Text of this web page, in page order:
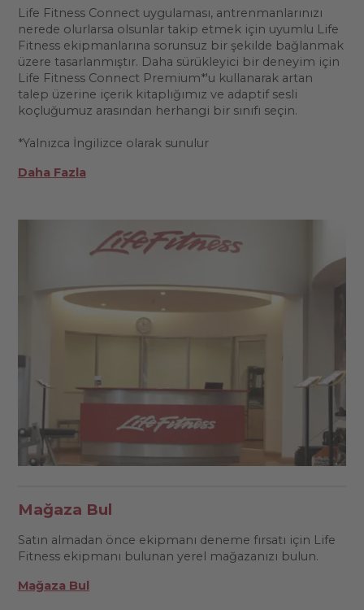
Life Fitness Connect uygulaması, antrenmanlarınızı
nerede olurlarsa olsunlar takip etmek için uyumlu Life
Fitness ekipmanlarına sorunsuz bir şekilde bağlanmak
üzere tasarlanmıştır. Daha sürükleyici bir deneyim için
Life Fitness Connect Premium*'u kullanarak artan
talep üzerine içerik kitaplığımız ve adaptif sesli
koçluğumuz arasından herhangi bir sınıfı seçin.
*Yalnızca İngilizce olarak sunulur
Daha Fazla
Mağaza Bul
Satın almadan önce ekipmanı deneme fırsatı için Life
Fitness ekipmanı bulunan yerel mağazanızı bulun.
Mağaza Bul